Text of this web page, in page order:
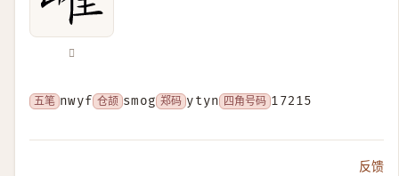
𡽢
五笔 nwyf 仓颉 smog 郑码 ytyn 四角号码 17215
反馈